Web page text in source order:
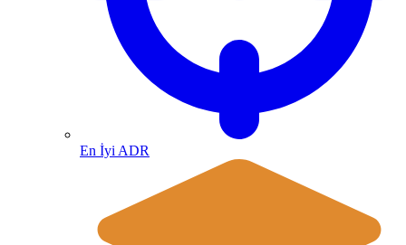
En İyi ADR